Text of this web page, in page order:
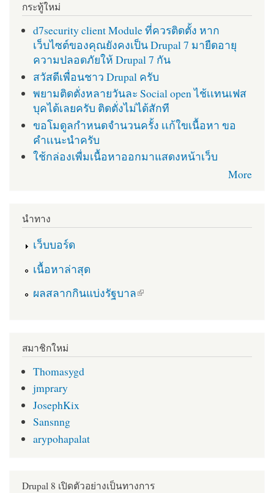
กระทู้ใหม่
d7security client Module ที่ควรติดตั้ง หาก
เว็บไซต์ของคุณยังคงเป็น Drupal 7 มายืดอายุ
ความปลอดภัยให้ Drupal 7 กัน
สวัสดีเพื่อนชาว Drupal ครับ
พยามติดตั่งหลายวันละ Social open ไช้เเทนเฟส
บุคได้เลยครับ ติดตั่งไม่ได้สักที
ขอโมดูลกำหนดจำนวนครั้ง เเก้ใขเนื้อหา ขอ
คำเเนะนำครับ
ใช้กล่องเพื่มเนื้อหาออกมาแสดงหน้าเว็บ
More
นำทาง
เว็บบอร์ด
เนื้อหาล่าสุด
ผลสลากกินแบ่งรัฐบาล
(link is external)
สมาชิกใหม่
Thomasygd
jmprary
JosephKix
Sansnng
arypohapalat
Drupal 8 เปิดตัวอย่างเป็นทางการ